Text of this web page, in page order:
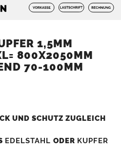
1,5MM
800X2050MM (
70-100MM Ü
UND SCHUTZ ZUGLEICH
EDELSTAHL ODER KUPFER